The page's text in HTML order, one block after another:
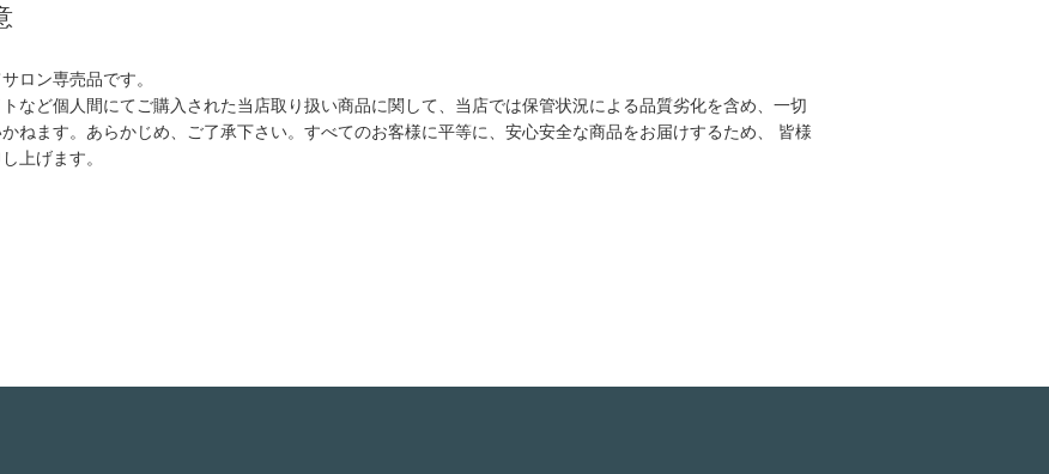
ロン専売品です。
など個人間にてご購入された当店取り扱い商品に関して、当店では保管状況による品質劣化を含め、一切
ねます。あらかじめ、ご了承下さい。すべてのお客様に平等に、安心安全な商品をお届けするため、 皆様
上げます。